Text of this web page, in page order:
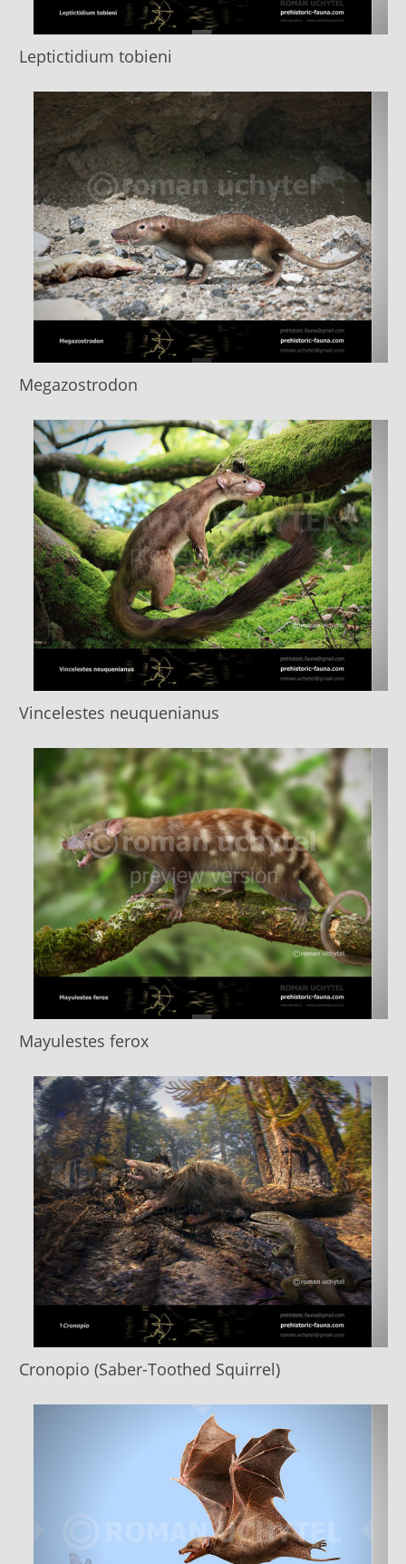
Leptictidium tobieni
Megazostrodon
Vincelestes neuquenianus
Mayulestes ferox
Cronopio (Saber-Toothed Squirrel)